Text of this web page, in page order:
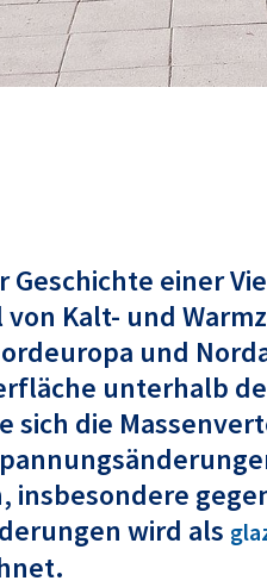
Geschichte einer
von Kalt- und
und
unterhalb
sich die
wird als